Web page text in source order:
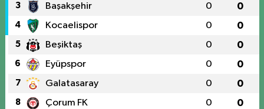
3 Başakşehir 0 0
4 Kocaelispor 0 0
5 Beşiktaş 0 0
6 Eyüpspor 0 0
7 Galatasaray 0 0
8 Çorum FK 0 0